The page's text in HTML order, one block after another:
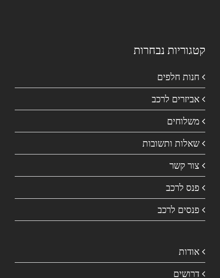
קטגוריות נבחרות
חנות חלפים
אביזרים לרכב
משלוחים
שאלות ותשובות
צור קשר
פנס לרכב
פנסים לרכב
אודות
דרושים